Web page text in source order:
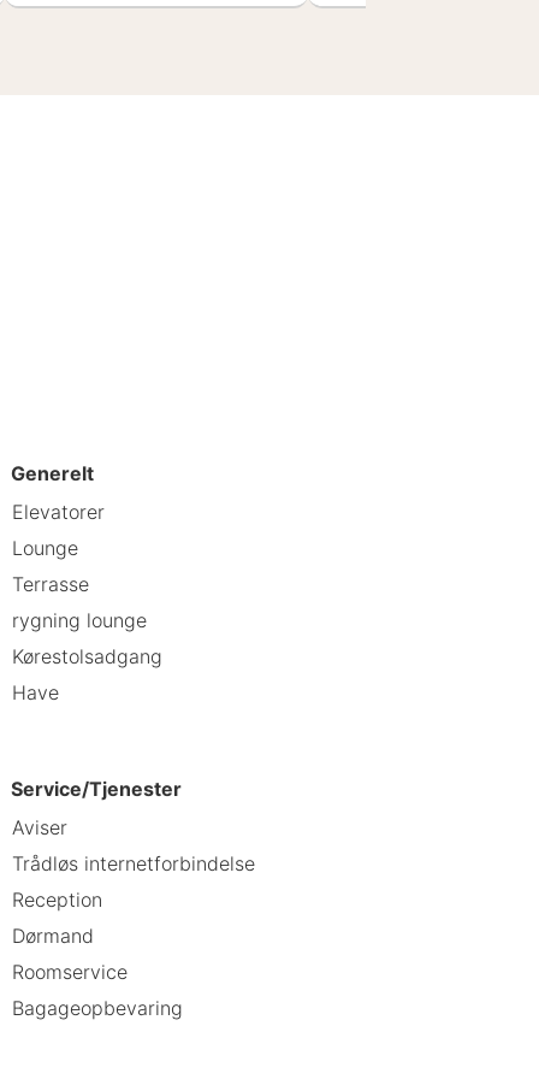
Generelt
Elevatorer
Lounge
Terrasse
rygning lounge
Kørestolsadgang
Have
Service/Tjenester
Aviser
Trådløs internetforbindelse
Reception
Dørmand
Roomservice
Bagageopbevaring